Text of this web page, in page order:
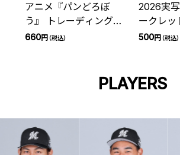
アニメ『パンどろぼ
う』 トレーディングス
テッカー 千葉ロッテマ
660円（税込）
2026実
ークレッ
テッカー
500円（税込）
PLAYERS